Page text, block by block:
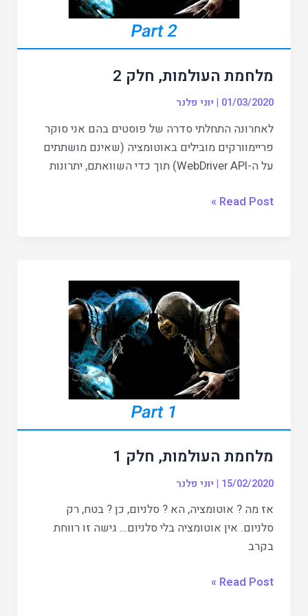
מלחמת העולמות, חלק 2
01/03/2020
| יוני פלנר
לאחרונה התחלתי סדרה של פוסטים בהם אני סוקר
פריימוורקים מובילים באוטומציה (שאינם מושתתים
על ה-WebDriver API) תוך כדי השוואתם, יתרונות
Read Post »
מלחמת העולמות, חלק 1
15/02/2020
| יוני פלנר
אז מה ? אוטומציה, הא ? סלניום, כן ? בטח, רק
סלניום. אין אוטומציה בלי סלניום… גישה זו רווחת
בקרב
העולמות,
Read Post »